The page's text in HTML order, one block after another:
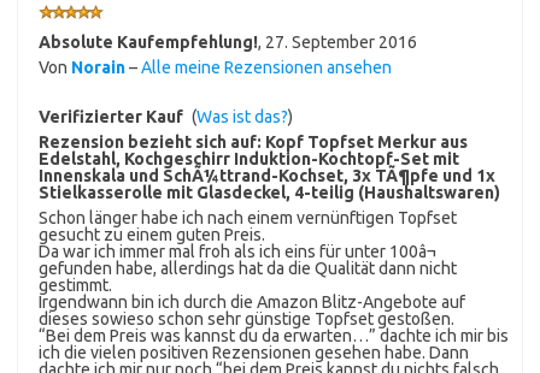
Absolute Kaufempfehlung!, 27. September 2016
Von Norain–Alle meine Rezensionen ansehen
Verifizierter Kauf (Was ist das?)
Rezension bezieht sich auf: Kopf Topfset Merkur aus
Edelstahl, Kochgeschirr Induktion-Kochtopf-Set mit
Innenskala und SchÃ¼ttrand-Kochset, 3x TÃ¶pfe und 1x
Stielkasserolle mit Glasdeckel, 4-teilig (Haushaltswaren)
Schon länger habe ich nach einem vernünftigen Topfset
gesucht zu einem guten Preis.
Da war ich immer mal froh als ich eins für unter 100â¬
gefunden habe, allerdings hat da die Qualität dann nicht
gestimmt.
Irgendwann bin ich durch die Amazon Blitz-Angebote auf
dieses sowieso schon sehr günstige Topfset gestoßen.
“Bei dem Preis was kannst du da erwarten…” dachte ich mir bis
ich die vielen positiven Rezensionen gesehen habe. Dann